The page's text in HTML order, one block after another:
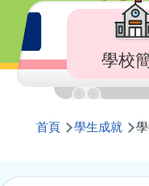
Main
學校
導
航
連
首頁 學生成就 學